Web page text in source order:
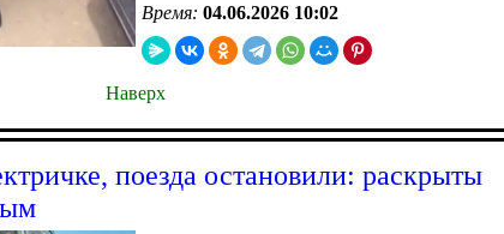
Время: 04.06.2026 10:02
Наверх
поезда остановили: раскрыты